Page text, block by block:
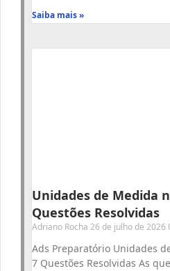
Saiba mais »
Unidades de Medida
Questões Resolvidas
Adriano Rocha 26 de julho de 2026
Ads Preparatório Unidades
7 Questões Resolvidas As